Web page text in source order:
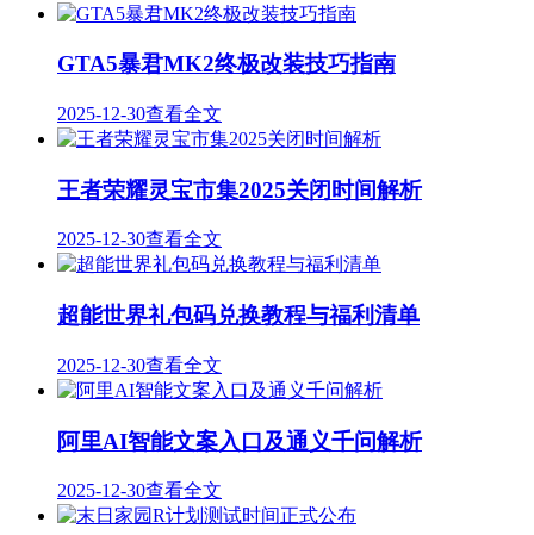
GTA5暴君MK2终极改装技巧指南
2025-12-30查看全文
王者荣耀灵宝市集2025关闭时间解析
2025-12-30查看全文
超能世界礼包码兑换教程与福利清单
2025-12-30查看全文
阿里AI智能文案入口及通义千问解析
2025-12-30查看全文